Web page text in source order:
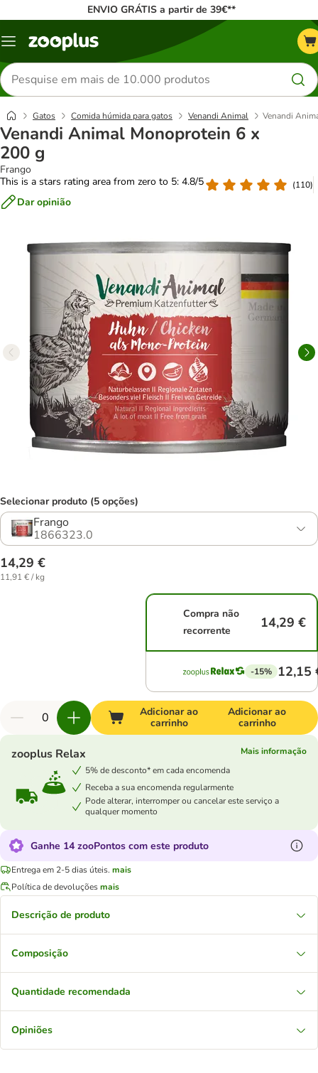
ENVIO GRÁTIS a partir de 39€**
Menu
Pesquisar
produtos
Gatos Comida húmida para gatos Venandi Animal Venandi
Venandi Animal Monoprotein 6 x
200 g
Frango
This is a stars rating area from zero to 5: 4.8/5
(110)
Dar opinião
Selecionar produto (5 opções)
Frango
1866323.0
14,29 €
11,91 € / kg
Compra não
recorrente
14,29 €
-15% 12,15
Adicionar ao
carrinho
Adicionar ao
carrinho
zooplus Relax
Mais informação
5% de desconto* em cada encomenda
Receba a sua encomenda regularmente
Pode alterar, interromper ou cancelar este serviço a
qualquer momento
Ganhe 14 zooPontos com este produto
Entrega em 2-5 dias úteis. mais
Política de devoluçõesmais
Descrição de produto
Composição
Quantidade recomendada
Opiniões